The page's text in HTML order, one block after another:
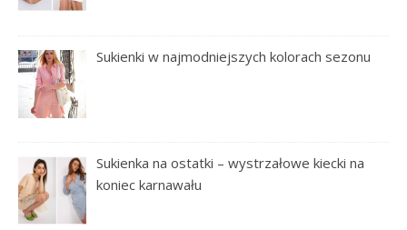
Sukienki w najmodniejszych kolorach sezonu
Sukienka na ostatki – wystrzałowe kiecki na
koniec karnawału